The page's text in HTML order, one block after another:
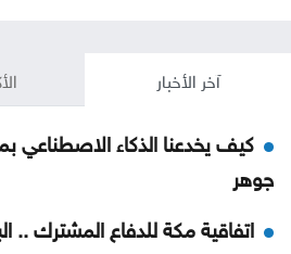
آخر الأخبار
كيف يخدعنا الذكاء الاصطناعي
جوهر
اتفاقية مكة للدفاع المشترك